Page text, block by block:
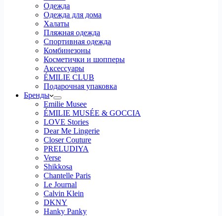
Одежда
Одежда для дома
Халаты
Пляжная одежда
Спортивная одежда
Комбинезоны
Косметички и шопперы
Аксессуары
ÉMILIE CLUB
Подарочная упаковка
Бренды
Emilie Musee
ÉMILIE MUSÉE & GOCCIA
LOVE Stories
Dear Me Lingerie
Closer Couture
PRELUDIYA
Verse
Shikkosa
Chantelle Paris
Le Journal
Calvin Klein
DKNY
Hanky Panky